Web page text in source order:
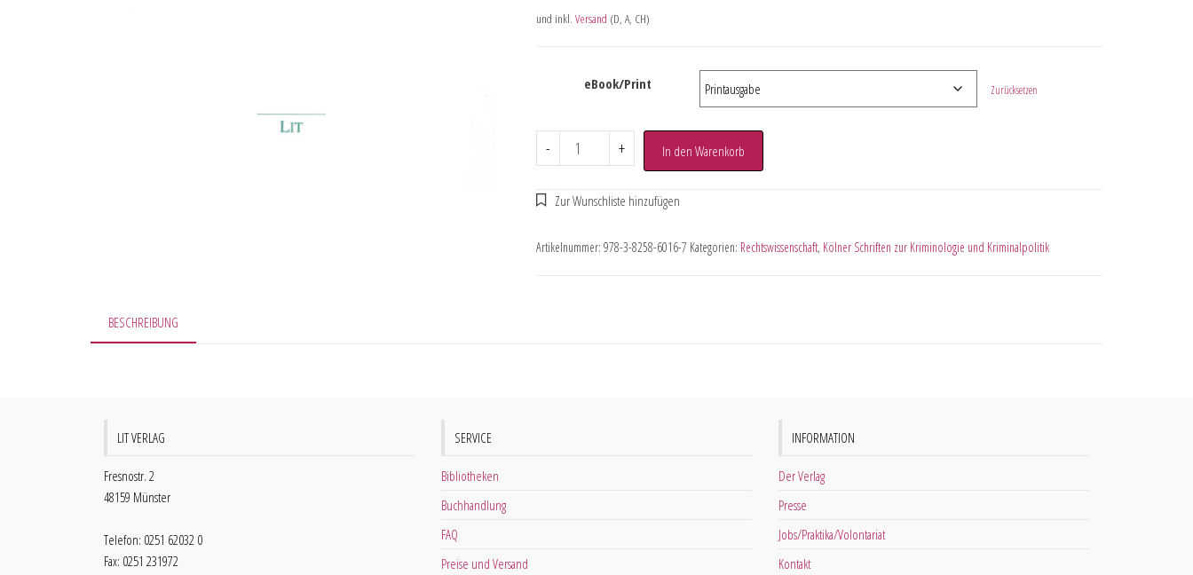
und inkl. Versand (D, A, CH)
eBook/Print Zurücksetzen
- + In den Warenkorb
Artikelnummer: 978-3-8258-6016-7 Kategorien: Rechtswissenschaft, Kölner Schriften zur Kriminologie und Kriminalpolitik
BESCHREIBUNG
LIT VERLAG
Fresnostr. 2
48159 Münster
Telefon: 0251 62032 0
Fax: 0251 231972
SERVICE
Bibliotheken
Buchhandlung
FAQ
Preise und Versand
INFORMATION
Der Verlag
Presse
Jobs/Praktika/Volontariat
Kontakt